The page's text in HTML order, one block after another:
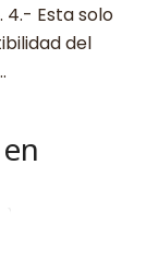
Esta solo
del